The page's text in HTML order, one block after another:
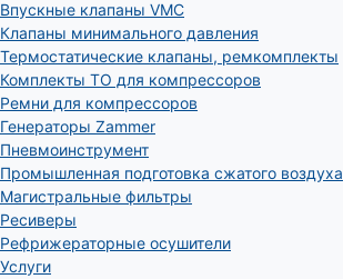
Впускные клапаны VMC
Клапаны минимального давления
Термостатические клапаны, ремкомплекты
Комплекты ТО для компрессоров
Ремни для компрессоров
Генераторы Zammer
Пневмоинструмент
Промышленная подготовка сжатого воздуха
Магистральные фильтры
Ресиверы
Рефрижераторные осушители
Услуги